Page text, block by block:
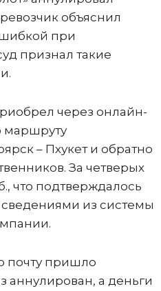
объяснил
при
признал такие
через онлайн-
маршруту
– Пхукет и обратно
За четверых
что подтверждалось
из системы
почту пришло
аннулирован, а деньги